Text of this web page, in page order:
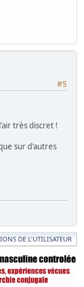
#5
très discret !
sur d'autres
DE L'UTILISATEUR